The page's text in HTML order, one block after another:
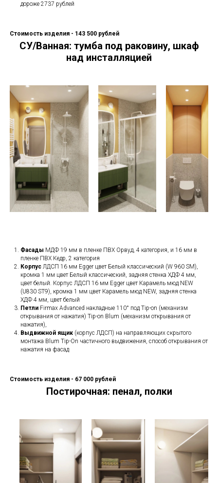
дороже 2737 рублей
Стоимость изделия - 143 500 рублей
СУ/Ванная: тумба под раковину, шкаф
над инсталляцией
Фасады МДФ 19 мм в пленке ПВХ Орвуд, 4 категория, и 16 мм в
пленке ПВХ Кедр, 2 категория
Корпус ЛДСП 16 мм Egger цвет Белый классический (W 960 SM),
кромка 1 мм цвет Белый классический, задняя стенка ХДФ 4 мм,
цвет белый. Корпус ЛДСП 16 мм Egger цвет Карамель мюд NEW
(U830 ST9), кромка 1 мм цвет Карамель мюд NEW, задняя стенка
ХДФ 4 мм, цвет белый
Петли Firmax Advanced накладные 110° под Tip-on (механизм
открывания от нажатия) Tip-on Blum (механизм открывания от
нажатия),
Выдвижной ящик (корпус ЛДСП) на направляющих скрытого
монтажа Blum Tip-On частичного выдвижения, способ открывания от
нажатия на фасад
Стоимость изделия - 67 000 рублей
Постирочная: пенал, полки